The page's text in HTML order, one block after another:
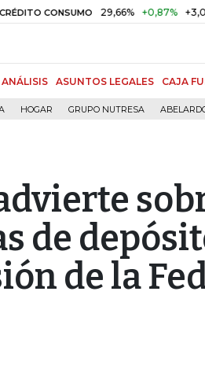
CONSUMO 29,66% +0,87% +3,02%
ANÁLISIS ASUNTOS LEGALES CAJA
HOGAR GRUPO NUTRESA
de
de la